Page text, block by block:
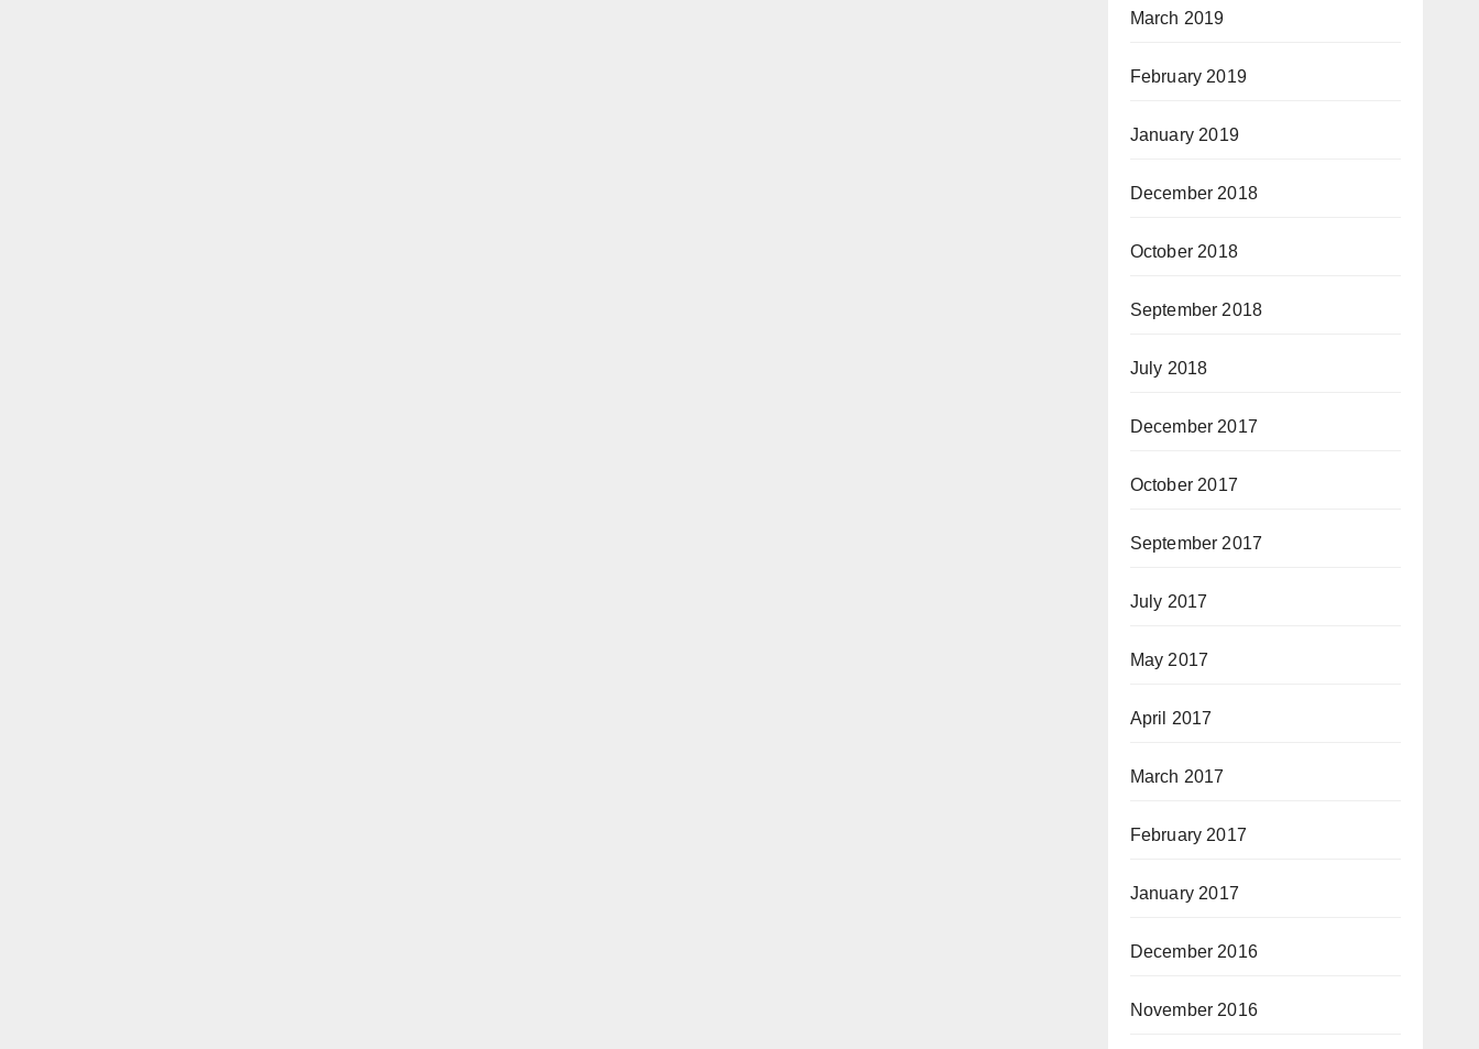
March 2019
February 2019
January 2019
December 2018
October 2018
September 2018
July 2018
December 2017
October 2017
September 2017
July 2017
May 2017
April 2017
March 2017
February 2017
January 2017
December 2016
November 2016